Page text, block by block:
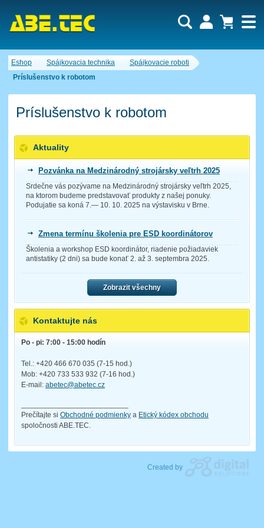
Eshop Spájkovacia technika
Spájkovacie roboti
Príslušenstvo k robotom
Príslušenstvo k robotom
Aktuality
Pozvánka na Medzinárodný strojársky veľtrh 2025
Srdečne vás pozývame na Medzinárodný strojársky veľtrh 2025,
na ktorom budeme predstavovať produkty z našej ponuky.
Podujatie sa koná 7.— 10. 10. 2025 na výstavisku v Brne.
Zmena termínu školenia pre ESD koordinátorov
Školenia a workshop ESD koordinátor, riadenie požiadaviek
antistatiky (2 dni) sa bude konať 2. až 3. septembra 2025.
Zobrazit všechny
Kontaktujte nás
Po - pi: 7:00 - 15:00 hodín
Tel.: +420 466 670 035 (7-15 hod.)
Mob: +420 733 533 932 (7-16 hod.)
E-mail: abetec@abetec.cz
Prečítajte si Obchodné podmienky a Etický kódex obchodu
spoločnosti ABE.TEC.
Created by
Dopytový košík je prázdny!
Počet produktov:0